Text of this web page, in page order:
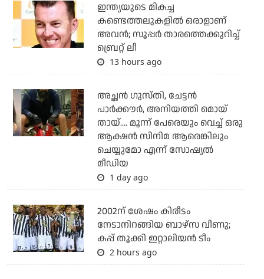
ഇന്ത്യയുടെ മികച്ച
കണ്ടെത്തലുകളില്‍ ഒരാളാണ്
അവന്‍; സൂപ്പര്‍ താരത്തെക്കുറിച്ച്
ബ്രെറ്റ് ലീ
13 hours ago
അച്ഛന്‍ ഗുസ്തി, ചേട്ടന്‍
പാര്‍ക്കൗര്‍, അനിയത്തി മൊയ്
തായ്.... മൂന്ന് പേരെയും വെച്ച് ഒരു
ആക്ഷന്‍ സിനിമ ആരെങ്കിലും
ചെയ്യുമോ എന്ന് സോഷ്യല്‍
മീഡിയ
1 day ago
2002ന് ശേഷം കിരീടം
നേടാനിറങ്ങിയ ബാഴ്സ വീണു;
കപ്പ് തൂക്കി ഇറ്റാലിയൻ ടീം
2 hours ago